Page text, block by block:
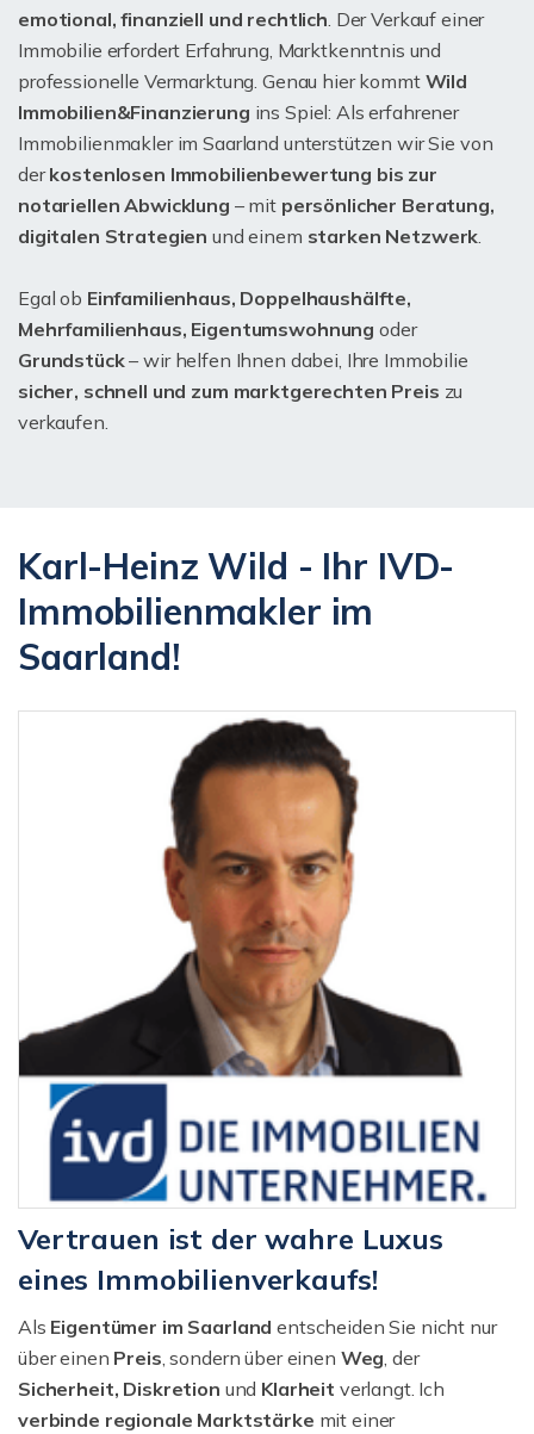
emotional, finanziell und rechtlich. Der Verkauf einer
Immobilie erfordert Erfahrung, Marktkenntnis und
professionelle Vermarktung. Genau hier kommt Wild
Immobilien&Finanzierung ins Spiel: Als erfahrener
Immobilienmakler im Saarland unterstützen wir Sie von
derkostenlosen Immobilienbewertung bis zur
notariellen Abwicklung – mit persönlicher Beratung,
digitalen Strategien und einem starken Netzwerk.
Egal ob Einfamilienhaus, Doppelhaushälfte,
Mehrfamilienhaus, Eigentumswohnung oder
Grundstück– wir helfen Ihnen dabei, Ihre Immobilie
sicher, schnell und zum marktgerechten Preis zu
verkaufen.
Karl-Heinz Wild - Ihr IVD-
Immobilienmakler im
Saarland!
Vertrauen ist der wahre Luxus
eines Immobilienverkaufs!
Als Eigentümer im Saarland entscheiden Sie nicht nur
über einen Preis, sondern über einen Weg, der
Sicherheit, Diskretion und Klarheit verlangt. Ich
verbinde regionale Marktstärke mit einer